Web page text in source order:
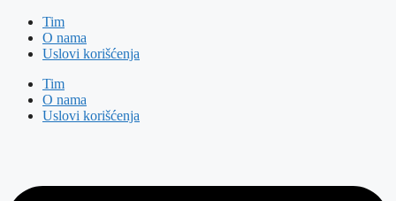
Tim
O nama
Uslovi korišćenja
Tim
O nama
Uslovi korišćenja